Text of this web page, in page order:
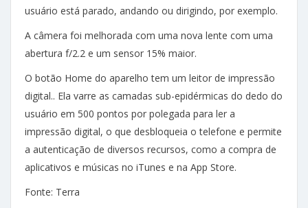
usuário está parado, andando ou dirigindo, por exemplo.
A câmera foi melhorada com uma nova lente com uma
abertura f/2.2 e um sensor 15% maior.
O botão Home do aparelho tem um leitor de impressão
digital.. Ela varre as camadas sub-epidérmicas do dedo do
usuário em 500 pontos por polegada para ler a
impressão digital, o que desbloqueia o telefone e permite
a autenticação de diversos recursos, como a compra de
aplicativos e músicas no iTunes e na App Store.
Fonte: Terra